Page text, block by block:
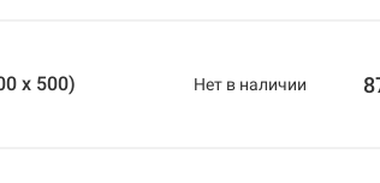
x 500) Нет в наличии